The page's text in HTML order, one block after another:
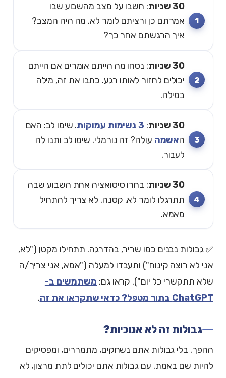
30 שניות
: חשבו על מצב מהשבוע שבו
אמרתם כן ורציתם לומר לא. מה היה המצב?
איך הרגשתם אחר כך?
30 שניות
: נסחו מה הייתם אומרים אם הייתם
יכולים לחזור לאותו רגע. כתבו את זה, מילה
במילה.
30 שניות : 3 נשימות עמוקות
. שימו לב: האם
האשמה עולה? זה נורמלי. שימו לב ותנו לה
לעבור.
30 שניות
: בחרו סיטואציה אחת השבוע שבה
תתרגלו לומר לא. קטנה. לא צריך להתחיל
מאמא.
✅ גבולות נבנים כמו שריר, בהדרגה. תתחילו מקטן ("לא,
אני לא רוצה קינוח") ותעבדו למעלה ("אמא, אני צריך/ה
שלא תתקשרי כל יום"). קראו גם: משתמשים ב-
ChatGPT בתור מטפל? כדאי שתקראו את זה
.
גבולות זה לא אנוכיות?
ההפך. בלי גבולות אתם נשחקים, מתמררים, ומפסיקים
להיות שם באמת. עם גבולות אתם יכולים לתת מרצון, לא